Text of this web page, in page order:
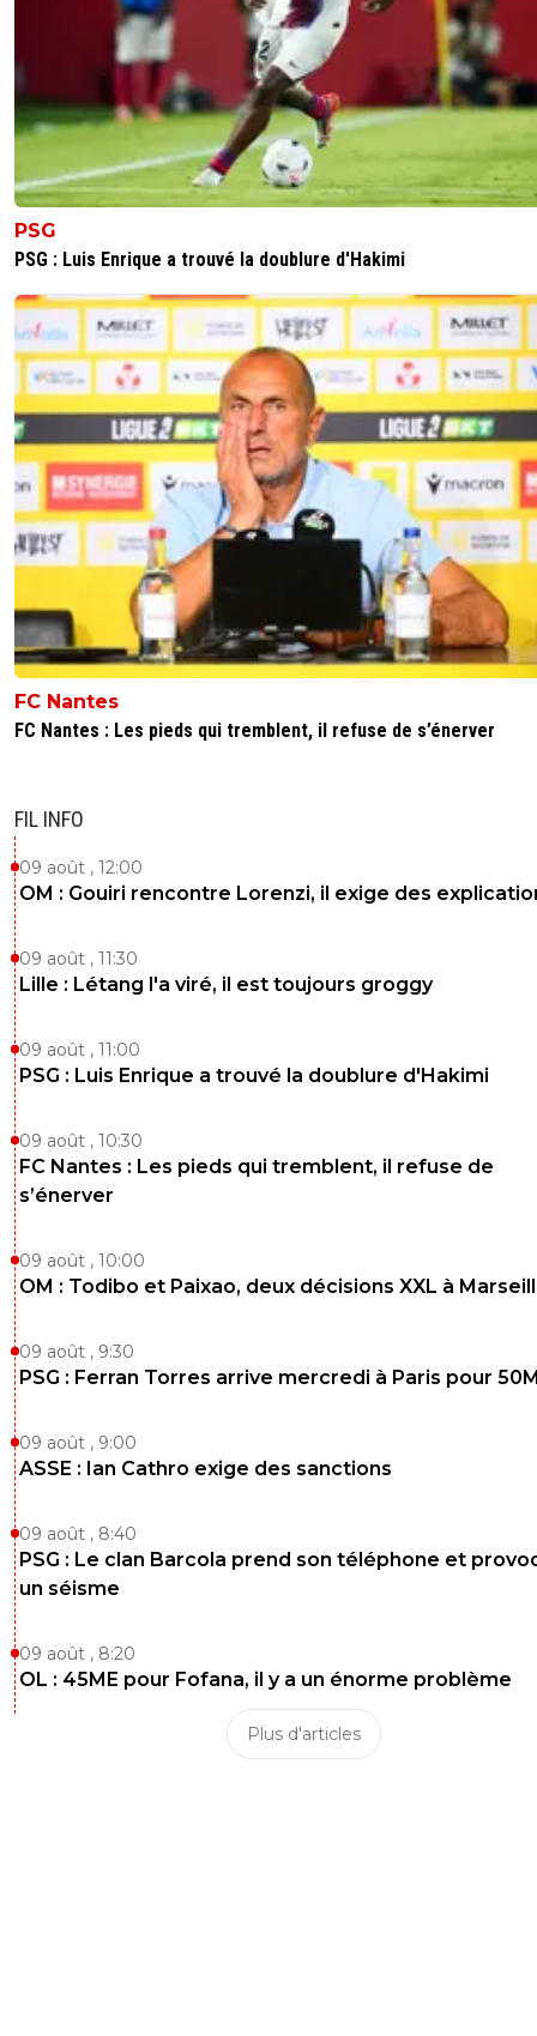
PSG
PSG : Luis Enrique a trouvé la doublure d'Hakimi
FC Nantes
FC Nantes : Les pieds qui tremblent, il refuse de s’énerver
FIL INFO
09 août , 12:00
OM : Gouiri rencontre Lorenzi, il exige des
09 août , 11:30
Lille : Létang l'a viré, il est toujours groggy
09 août , 11:00
PSG : Luis Enrique a trouvé la doublure d'Hakimi
09 août , 10:30
FC Nantes : Les pieds qui tremblent, il refuse de
s’énerver
09 août , 10:00
OM : Todibo et Paixao, deux décisions XXL à
09 août , 9:30
PSG : Ferran Torres arrive mercredi à Paris pour
09 août , 9:00
ASSE : Ian Cathro exige des sanctions
09 août , 8:40
PSG : Le clan Barcola prend son téléphone et
un séisme
09 août , 8:20
OL : 45ME pour Fofana, il y a un énorme problème
Plus d'articles